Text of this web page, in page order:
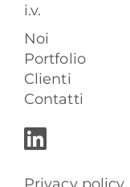
i.v.
Noi
Portfolio
Clienti
Contatti